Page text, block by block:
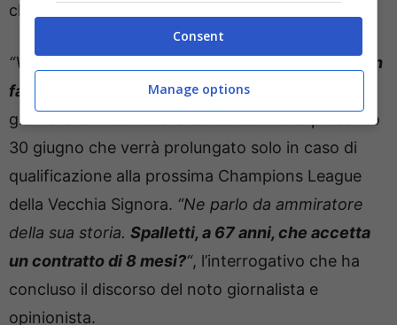
clamorosamente in quel di Torino.
“Vuole andare alla Juve co
n un contratto che non
fa onore alla sua storia“,ha detto il noto
giornalista riferendosi all’accordo fino al prossimo
30 giugno che verrà prolungato solo in caso di
qualificazione alla prossima Champions League
della Vecchia Signora. “Ne parlo da ammiratore
della sua storia. Spalletti, a 67 anni, che accetta
un contratto di 8 mesi?“, l’interrogativo che ha
concluso il discorso del noto giornalista e
opinionista.
Consent
Manage options